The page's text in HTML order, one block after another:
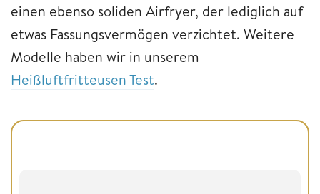
einen ebenso soliden Airfryer, der lediglich auf
etwas Fassungsvermögen verzichtet. Weitere
Modelle haben wir in unserem
Heißluftfritteusen Test.